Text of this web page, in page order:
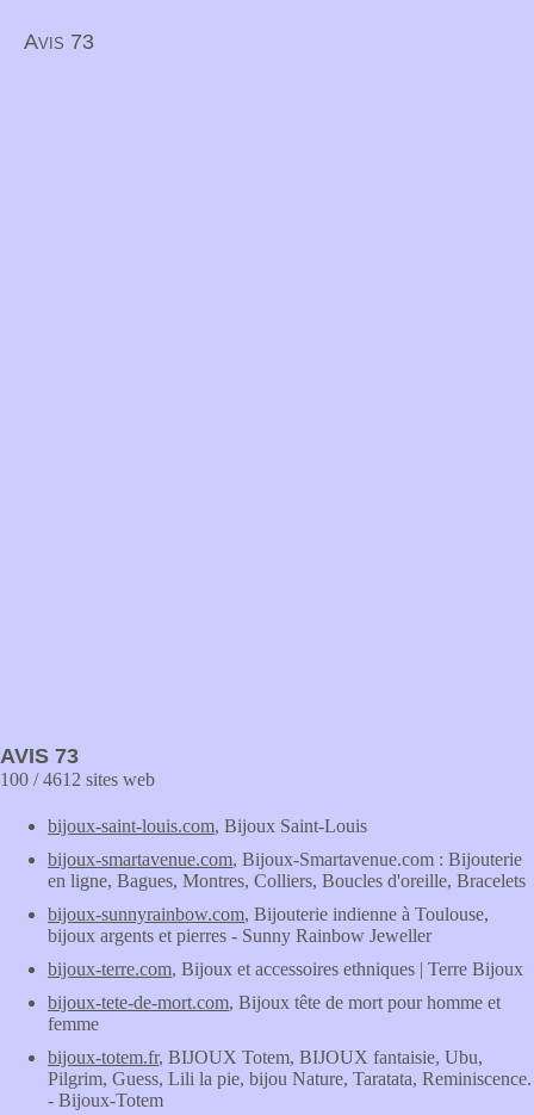
Avis 73
AVIS 73
100 / 4612 sites web
bijoux-saint-louis.com, Bijoux Saint-Louis
bijoux-smartavenue.com, Bijoux-Smartavenue.com : Bijouterie
en ligne, Bagues, Montres, Colliers, Boucles d'oreille, Bracelets
bijoux-sunnyrainbow.com, Bijouterie indienne à Toulouse,
bijoux argents et pierres - Sunny Rainbow Jeweller
bijoux-terre.com, Bijoux et accessoires ethniques | Terre Bijoux
bijoux-tete-de-mort.com, Bijoux tête de mort pour homme et
femme
bijoux-totem.fr, BIJOUX Totem, BIJOUX fantaisie, Ubu,
Pilgrim, Guess, Lili la pie, bijou Nature, Taratata, Reminiscence.
- Bijoux-Totem